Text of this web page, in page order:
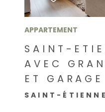
APPARTEMENT
SAINT-
AVEC
ET
SAINT-